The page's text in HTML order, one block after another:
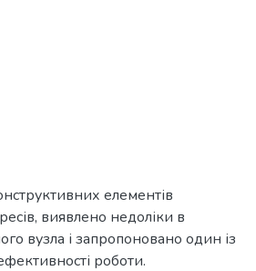
елементів
виявлено недоліки в
вузла і запропоновано один із
роботи.